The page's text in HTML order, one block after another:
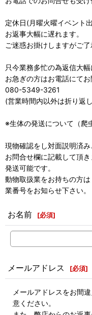
定休日(月曜火曜イベント
お返事大幅に遅れます。
ご迷惑お掛けしますがご了
只今業務多忙の為返信大幅
お急ぎの方はお電話にてお
080-5349-3261
(営業時間内以外は折り返
※生体の発送について（爬
現物確認をし対面説明済
お問合せ欄に記載して頂き
発送可能です。
動物取扱業をお持ちの方は
業番号をお知らせ下さい。
お名前 [必須]
メールアドレス [必須]
メールアドレスをお間
意ください。